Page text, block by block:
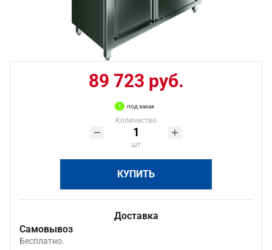
89 723 руб.
под заказ
Количество
шт
КУПИТЬ
Доставка
Самовывоз
Бесплатно.